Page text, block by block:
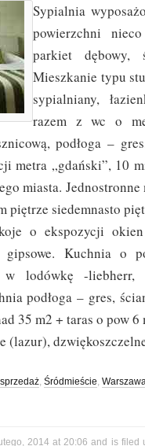
Sypialnia
powierzchni
parkiet dębowy,
Mieszkanie typu
sypialniany,
razem z wc o
podłoga –
metra „gdański”, 10
miasta.
piętrze siedemnasto
o ekspozycji
gipsowe. Kuchnia o
w lodówkę -
podłoga – gres,
35 m2 + taras o pow
(lazur),
sprzedaż, Śródmieście,
2014 at 20:06 and is filed